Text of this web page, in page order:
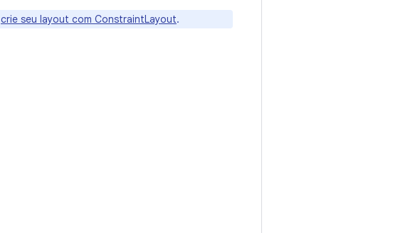
crie seu layout com ConstraintLayout.